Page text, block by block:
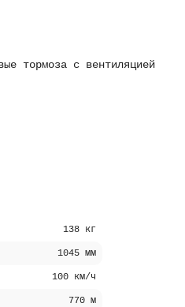
тормоза с вентиляцией
138 кг
1045 мм
100 км/ч
770 м